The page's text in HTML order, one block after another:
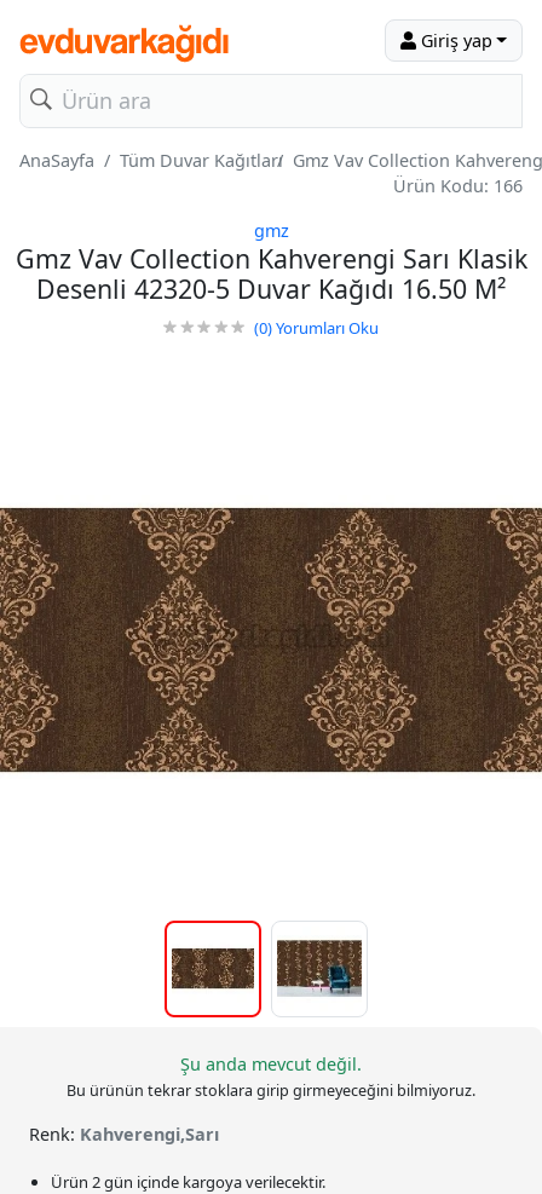
Giriş yap
AnaSayfa Tüm Duvar Kağıtları Gmz Vav Collection
Ürün Kodu: 166
gmz
Gmz Vav Collection Kahverengi Sarı Klasik
Desenli 42320-5 Duvar Kağıdı 16.50 M²
(0)Yorumları Oku
Şu anda mevcut değil.
Bu ürünün tekrar stoklara girip girmeyeceğini bilmiyoruz.
Renk: Kahverengi,Sarı
Ürün 2 gün içinde kargoya verilecektir.